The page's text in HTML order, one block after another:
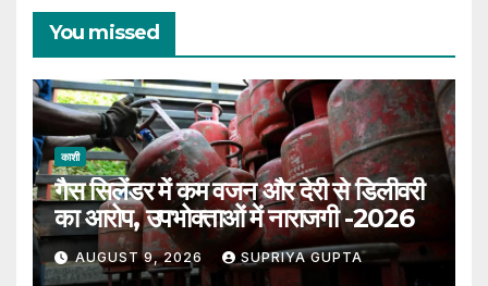
You missed
काशी
गैस सिलेंडर में कम वजन और देरी से डिलीवरी
का आरोप, उपभोक्ताओं में नाराजगी -2026
AUGUST 9, 2026 SUPRIYA GUPTA